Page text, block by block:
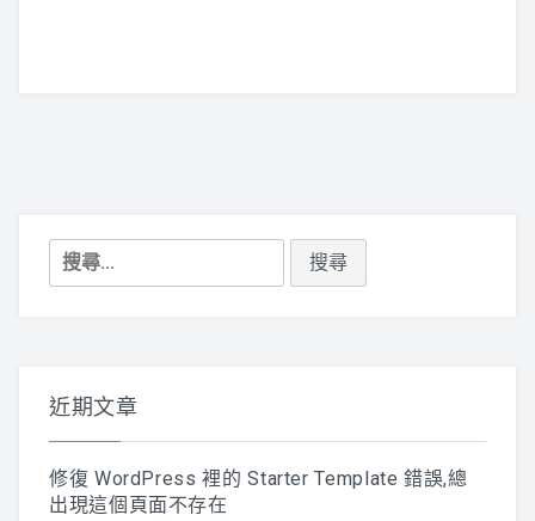
搜
尋
近期文章
修復 WordPress 裡的 Starter Template 錯誤,總
出現這個頁面不存在